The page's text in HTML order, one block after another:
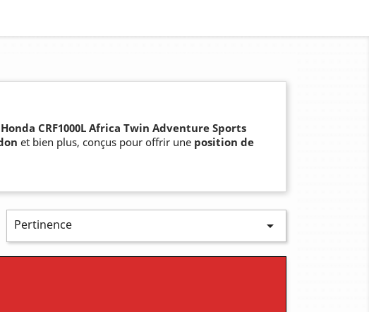
Honda CRF1000L Africa Twin Adventure Sports
et bien plus, conçus pour offrir une position de
Pertinence 